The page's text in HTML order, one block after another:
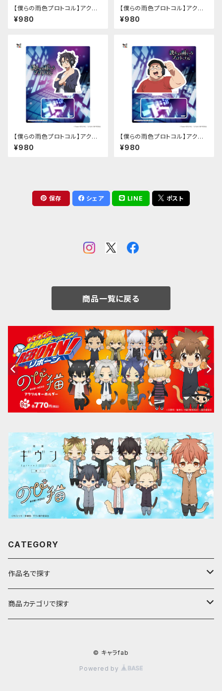
【僕らの雨色プロトコル】アクリ
ルスタンド（稲月 望）
¥980
【僕らの雨色プロトコル】アクリ
ルスタンド（時野谷 美桜）
¥980
【僕らの雨色プロトコル】アクリ
ルスタンド（仙堂 暁斗）
¥980
【僕らの雨色プロトコル】アクリ
ルスタンド（長嶺 流星）
¥980
保存 シェア LINE ポスト
商品一覧に戻る
CATEGORY
作品名で探す
ア行
商品カテゴリで探す
© キャラfab
Powered by